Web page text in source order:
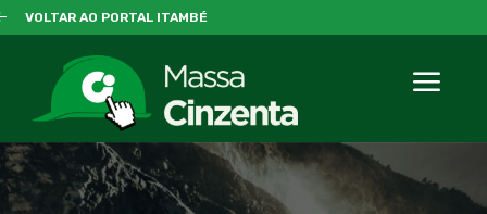
VOLTAR AO PORTAL ITAMBÉ